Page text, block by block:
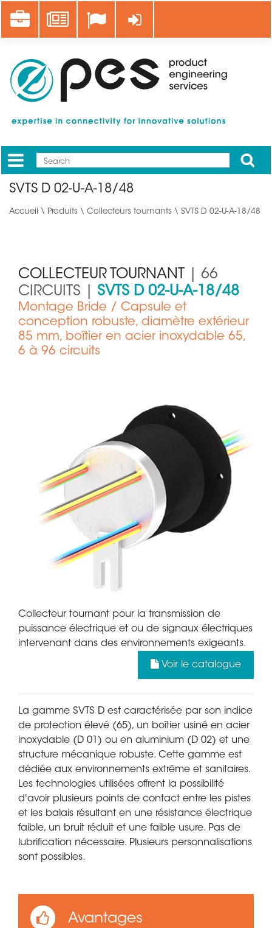
au
contenu
Career News Se connecter
Mobile
Main
Apply
SVTS D 02-U-A-18/48
Accueil \ Produits \ Collecteurs tournants \ SVTS D 02-U-A-18/48
COLLECTEUR TOURNANT
| 66
CIRCUITS | SVTS D 02-U-A-18/48
Montage Bride / Capsule et
conception robuste, diamètre extérieur
85 mm, boîtier en acier inoxydable 65,
6 à 96 circuits
Collecteur tournant pour la transmission de
puissance électrique et ou de signaux électriques
intervenant dans des environnements exigeants.
Voir le catalogue
La gamme SVTS D est caractérisée par son indice
de protection élevé (65), un boîtier usiné en acier
inoxydable (D 01) ou en aluminium (D 02) et une
structure mécanique robuste. Cette gamme est
dédiée aux environnements extrême et sanitaires.
Les technologies utilisées offrent la possibilité
d'avoir plusieurs points de contact entre les pistes
et les balais résultant en une résistance électrique
faible, un bruit réduit et une faible usure. Pas de
lubrification nécessaire. Plusieurs personnalisations
sont possibles.
Avantages